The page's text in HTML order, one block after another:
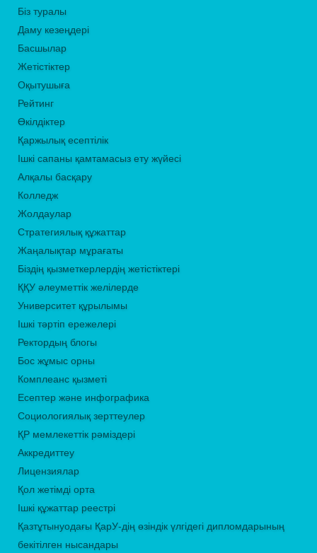
Біз туралы
Даму кезеңдері
Басшылар
Жетістіктер
Оқытушыға
Рейтинг
Өкілдіктер
Қаржылық есептілік
Ішкі сапаны қамтамасыз ету жүйесі
Алқалы басқару
Колледж
Жолдаулар
Стратегиялық құжаттар
Жаңалықтар мұрағаты
Біздің қызметкерлердің жетістіктері
ҚҚУ әлеуметтік желілерде
Университет құрылымы
Ішкі тәртіп ережелері
Ректордың блогы
Бос жұмыс орны
Комплеанс қызметі
Есептер және инфографика
Социологиялық зерттеулер
ҚР мемлекеттік рәміздері
Аккредиттеу
Лицензиялар
Қол жетімді орта
Ішкі құжаттар реестрі
Қазтұтынуодағы ҚарУ-дің өзіндік үлгідегі дипломдарының
бекітілген нысандары